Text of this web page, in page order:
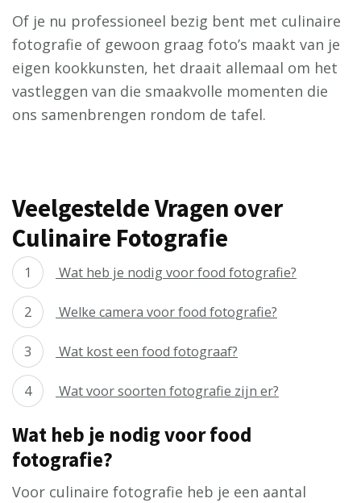
Of je nu professioneel bezig bent met culinaire
fotografie of gewoon graag foto’s maakt van je
eigen kookkunsten, het draait allemaal om het
vastleggen van die smaakvolle momenten die
ons samenbrengen rondom de tafel.
Veelgestelde Vragen over
Culinaire Fotografie
Wat heb je nodig voor food fotografie?
Welke camera voor food fotografie?
Wat kost een food fotograaf?
Wat voor soorten fotografie zijn er?
Wat heb je nodig voor food
fotografie?
Voor culinaire fotografie heb je een aantal